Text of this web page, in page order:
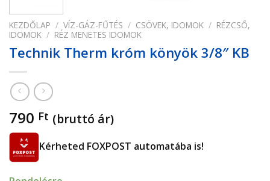
KEZDŐLAP / VÍZ-GÁZ-FŰTÉS / CSÖVEK, IDOMOK / RÉZCSŐ,
IDOMOK / RÉZ MENETES IDOMOK
Technik Therm króm könyök 3/8″ KB
790 Ft (bruttó ár)
Kérheted FOXPOST automatába is!